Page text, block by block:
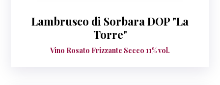
Lambrusco di Sorbara DOP "La
Torre"
Vino Rosato Frizzante Secco 11% vol.